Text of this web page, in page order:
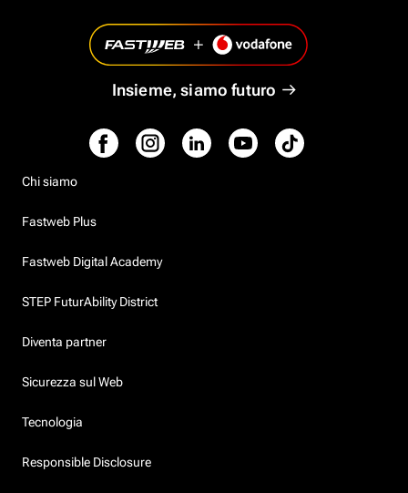
Insieme, siamo futuro
Chi siamo
Fastweb Plus
Fastweb Digital Academy
STEP FuturAbility District
Diventa partner
Sicurezza sul Web
Tecnologia
Responsible Disclosure